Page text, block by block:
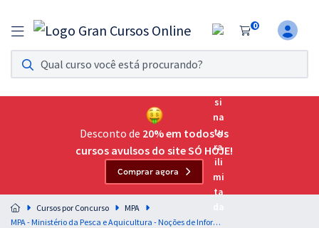
0
Assinatura Ilimitada 11
Acesso a todos os cursos. Teste grátis por 7 dias!
Assinatura OAB Até Passar
Acesso ilimitado a toda preparação para o Exame da
Residências Multiprofissionais
Preparação completa e intensiva para as principais
residências em saúde do Brasil
Desconto de 20% em todos os
cursos avulsos do site SÓ HOJE!
Comprar agora
Cursos por Concurso
MPA
MPA - Ministério da Pesca e Aquicultura - Noções de Informática (Temporário) - Professor: Maurício Franceschini